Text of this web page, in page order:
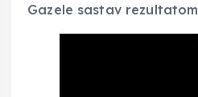
Gazele sastav rezultatom